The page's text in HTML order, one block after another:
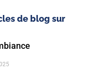
de blog sur